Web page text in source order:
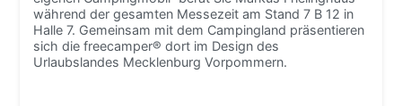
während der gesamten Messezeit am Stand 7 B 12 in
Halle 7. Gemeinsam mit dem Campingland präsentieren
sich die freecamper® dort im Design des
Urlaubslandes Mecklenburg Vorpommern.